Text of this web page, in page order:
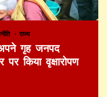
राज्य
गृह जनपद
किया वृक्षारोपण